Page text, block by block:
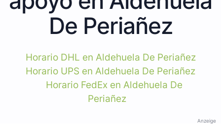
De Periañez
Horario DHL en Aldehuela De Periañez
Horario UPS en Aldehuela De Periañez
Horario FedEx en Aldehuela De
Periañez
Anzeige